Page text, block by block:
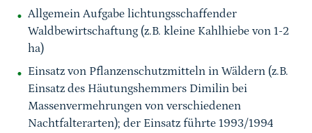
Allgemein Aufgabe lichtungsschaffender
Waldbewirtschaftung (z.B. kleine Kahlhiebe von 1-2
ha)
Einsatz von Pflanzenschutzmitteln in Wäldern (z.B.
Einsatz des Häutungshemmers Dimilin bei
Massenvermehrungen von verschiedenen
Nachtfalterarten); der Einsatz führte 1993/1994